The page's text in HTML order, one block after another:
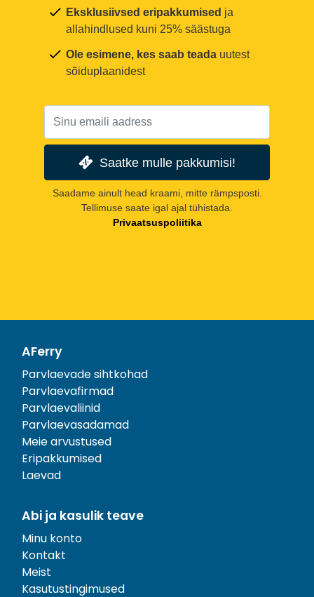
Eksklusiivsed eripakkumised ja
allahindlused kuni 25% säästuga
Ole esimene, kes saab teada uutest
sõiduplaanidest
Saatke mulle pakkumisi!
Saadame ainult head kraami, mitte rämpsposti.
Tellimuse saate igal ajal tühistada.
Privaatsuspoliitika
AFerry
Parvlaevade sihtkohad
Parvlaevafirmad
Parvlaevaliinid
Parvlaevasadamad
Meie arvustused
Eripakkumised
Laevad
Abi ja kasulik teave
Minu konto
Kontakt
Meist
Kasutustingimused